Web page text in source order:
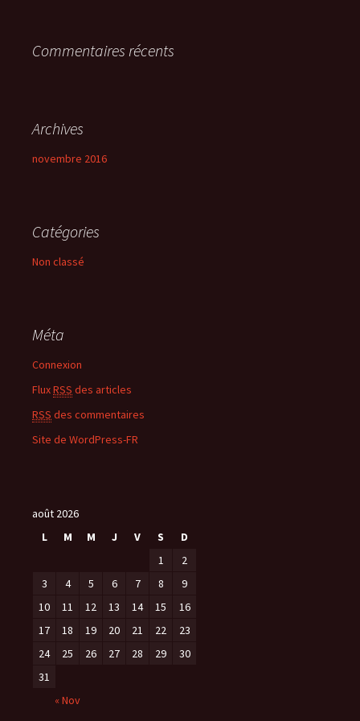
:Commentaires récents
Archives
novembre 2016
Catégories
Non classé
Méta
Connexion
FluxRSS des articles
RSS des commentaires
Site de WordPress-FR
août 2026
L
M M J V S D
« Nov
1
2
3
4 5 6 7 8
9
10
11 12 13 14 15
16
17
18 19 20 21 22
23
24
25 26 27 28 29
30
31